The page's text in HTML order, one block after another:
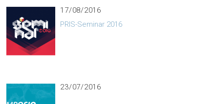
17/08/2016
PRIS-Seminar 2016
23/07/2016